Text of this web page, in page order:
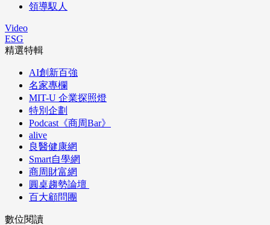
領導馭人
Video
ESG
精選特輯
AI創新百強
名家專欄
MIT-U 企業探照燈
特別企劃
Podcast《商周Bar》
alive
良醫健康網
Smart自學網
商周財富網
圓桌趨勢論壇
百大顧問團
數位閱讀